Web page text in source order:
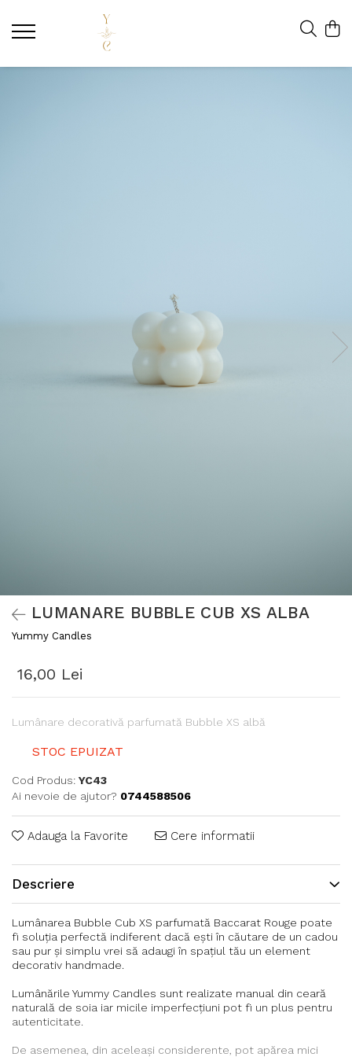
LUMANARE BUBBLE CUB XS ALBA
Yummy Candles
16,00 Lei
Lumânare decorativă parfumată Bubble XS albă
STOC EPUIZAT
Cod Produs: YC43
Ai nevoie de ajutor? 0744588506
Adauga la Favorite Cere informatii
Descriere
Lumânarea Bubble Cub XS parfumată Baccarat Rouge poate
fi soluția perfectă indiferent dacă ești în căutare de un cadou
sau pur și simplu vrei să adaugi în spațiul tău un element
decorativ handmade.
Lumânările Yummy Candles sunt realizate manual din ceară
naturală de soia iar micile imperfecțiuni pot fi un plus pentru
autenticitate.
De asemenea, din aceleași considerente, pot apărea mici